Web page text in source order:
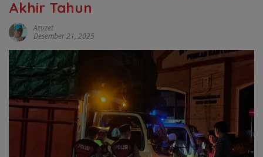
Akhir Tahun
Azuzet
Desember 21, 2025